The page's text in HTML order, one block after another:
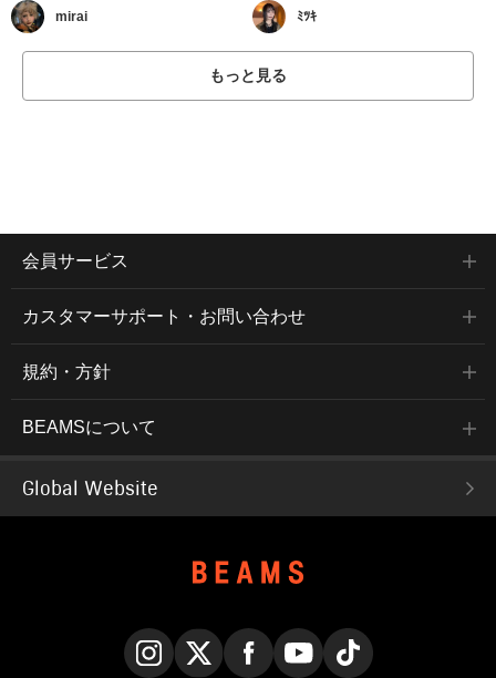
mirai ﾐﾂｷ
もっと見る
会員サービス
カスタマーサポート・お問い合わせ
規約・方針
BEAMSについて
Global Website